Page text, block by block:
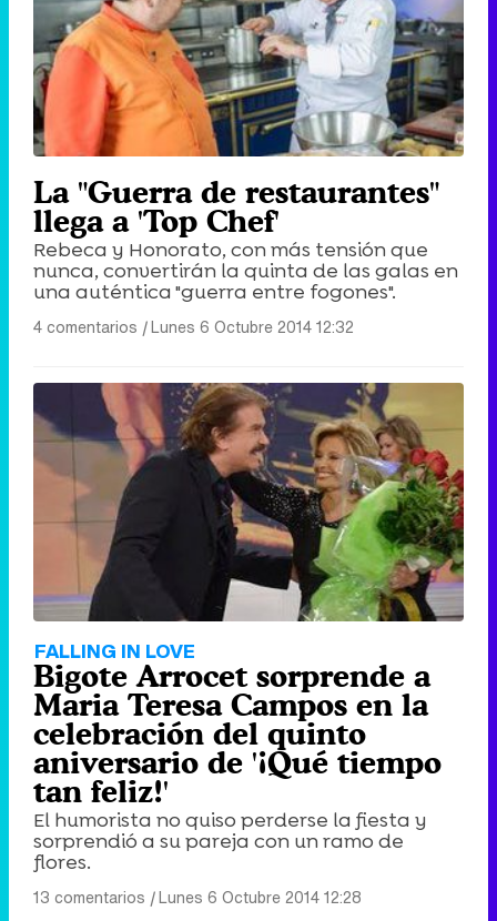
La "Guerra de restaurantes"
llega a 'Top Chef'
Rebeca y Honorato, con más tensión que
nunca, convertirán la quinta de las galas en
una auténtica "guerra entre fogones".
4 comentarios |Lunes 6 Octubre 2014 12:32
FALLING IN LOVE
Bigote Arrocet sorprende a
Maria Teresa Campos en la
celebración del quinto
aniversario de '¡Qué tiempo
tan feliz!'
El humorista no quiso perderse la fiesta y
sorprendió a su pareja con un ramo de
flores.
13 comentarios |Lunes 6 Octubre 2014 12:28